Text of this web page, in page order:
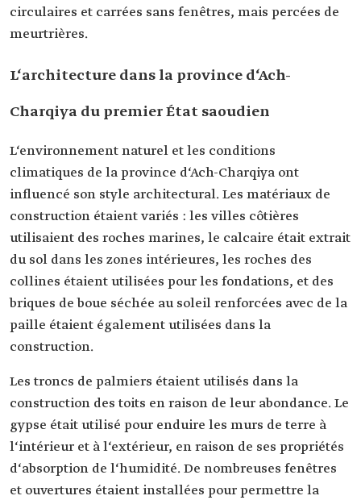
circulaires et carrées sans fenêtres, mais percées de
meurtrières.
L‘architecture dans la province d‘Ach-
Charqiya du premier État saoudien
L‘environnement naturel et les conditions
climatiques de la province d‘Ach-Charqiya ont
influencé son style architectural. Les matériaux de
construction étaient variés : les villes côtières
utilisaient des roches marines, le calcaire était extrait
du sol dans les zones intérieures, les roches des
collines étaient utilisées pour les fondations, et des
briques de boue séchée au soleil renforcées avec de la
paille étaient également utilisées dans la
construction.
Les troncs de palmiers étaient utilisés dans la
construction des toits en raison de leur abondance. Le
gypse était utilisé pour enduire les murs de terre à
l‘intérieur et à l‘extérieur, en raison de ses propriétés
d‘absorption de l‘humidité. De nombreuses fenêtres
et ouvertures étaient installées pour permettre la